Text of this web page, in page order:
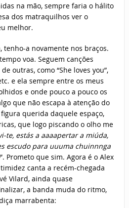
na mão, sempre faria o hálito
dos matraquilhos ver o
melhor.
tenho-a novamente nos braços.
voa. Seguem canções
outras, como “She loves you”,
e ela sempre entre os meus
e onde pouco a pouco os
que não escapa à atenção do
querida daquele espaço,
que logo piscando o olho me
te, estás a aaaapertar a miúda,
escudo para uuuma chuinnnga
”. Prometo que sim. Agora é o Alex
canta a recém-chegada
Vilard, ainda quase
a banda muda do ritmo,
marrabenta: